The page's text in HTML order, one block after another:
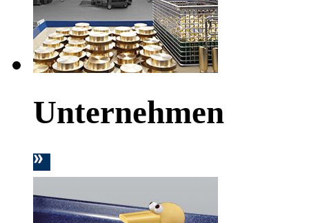
Unternehmen